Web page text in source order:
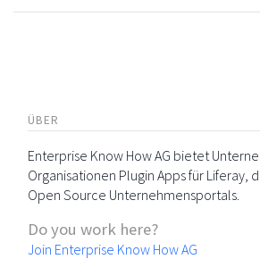
ÜBER
Enterprise Know How AG bietet
Organisationen Plugin Apps für Liferay,
Open Source Unternehmensportals.
Do you work here?
Join Enterprise Know How AG